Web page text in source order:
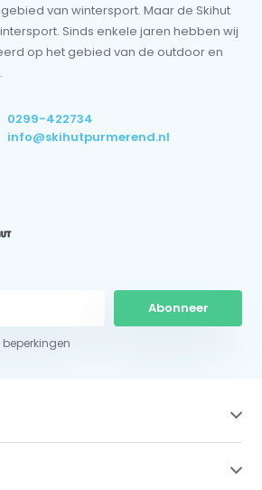
van wintersport. Maar de Skihut
Sinds enkele jaren hebben wij
op het gebied van de outdoor en
0299-422734
info@skihutpurmerend.nl
Abonneer
beperkingen